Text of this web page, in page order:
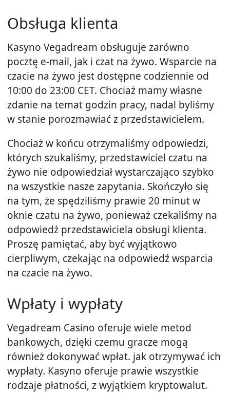
Obsługa klienta
Kasyno Vegadream obsługuje zarówno
pocztę e-mail, jak i czat na żywo. Wsparcie na
czacie na żywo jest dostępne codziennie od
10:00 do 23:00 CET. Chociaż mamy własne
zdanie na temat godzin pracy, nadal byliśmy
w stanie porozmawiać z przedstawicielem.
Chociaż w końcu otrzymaliśmy odpowiedzi,
których szukaliśmy, przedstawiciel czatu na
żywo nie odpowiedział wystarczająco szybko
na wszystkie nasze zapytania. Skończyło się
na tym, że spędziliśmy prawie 20 minut w
oknie czatu na żywo, ponieważ czekaliśmy na
odpowiedź przedstawiciela obsługi klienta.
Proszę pamiętać, aby być wyjątkowo
cierpliwym, czekając na odpowiedź wsparcia
na czacie na żywo.
Wpłaty i wypłaty
Vegadream Casino oferuje wiele metod
bankowych, dzięki czemu gracze mogą
również dokonywać wpłat. jak otrzymywać ich
wypłaty. Kasyno oferuje prawie wszystkie
rodzaje płatności, z wyjątkiem kryptowalut.